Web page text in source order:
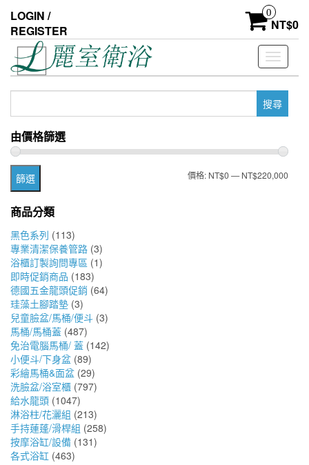
the
content
LOGIN /
REGISTER
0
NT$0
Toggle
鍵
字:
由價格篩選
最最
篩選 價格: NT$0—NT$220,000
商品分類
黑色系列 (113)
專業清潔保養管路 (3)
浴櫃訂製詢問專區 (1)
即時促銷商品 (183)
德國五金龍頭促銷 (64)
珪藻土腳踏墊 (3)
兒童臉盆/馬桶/便斗 (3)
馬桶/馬桶蓋 (487)
免治電腦馬桶/ 蓋 (142)
小便斗/下身盆 (89)
彩繪馬桶&面盆 (29)
洗臉盆/浴室櫃 (797)
給水龍頭 (1047)
淋浴柱/花灑組 (213)
手持蓮蓬/滑桿組 (258)
按摩浴缸/設備 (131)
各式浴缸 (463)